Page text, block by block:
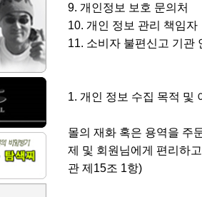
9. 개인정보 보호 문의처
10. 개인 정보 관리 책임자
11. 소비자 불편신고 기관
1. 개인 정보 수집 목적 및
몰의 재화 혹은 용역을 주
제 및 회원님에게 편리하
관 제15조 1항)